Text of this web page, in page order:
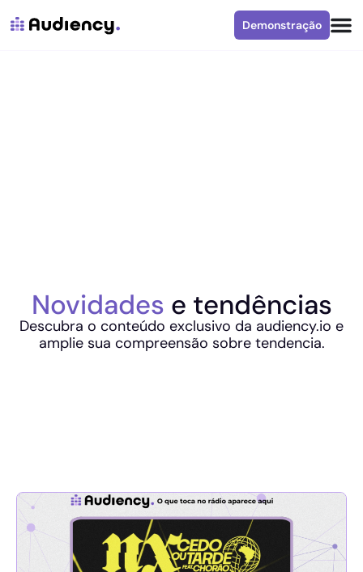
Demonstração
Novidades e tendências
Descubra o conteúdo exclusivo da audiency.io e
amplie sua compreensão sobre tendencia.